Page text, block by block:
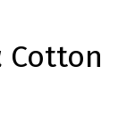
Cotton